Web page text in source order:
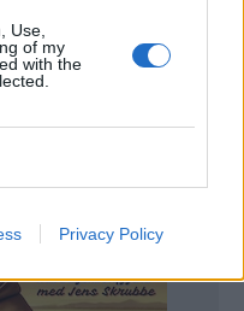
Use,
of my
with the
Privacy Policy
Donovan från Nordic
och hade med sig sin
Ett öl som börjat få
Beernews berättade